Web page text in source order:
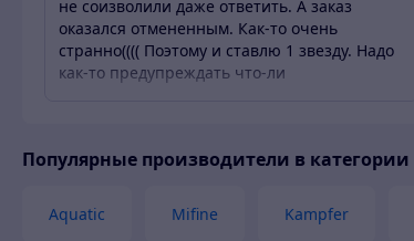
не соизволили даже ответить. А заказ
оказался отмененным. Как-то очень
странно(((( Поэтому и ставлю 1 звезду. Надо
как-то предупреждать что-ли
Популярные производители в категории
Aquatic Mifine Kampfer